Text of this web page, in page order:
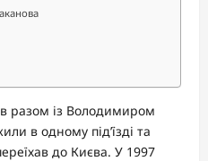
разом із Володимиром
в одному під’їзді та
до Києва. У 1997